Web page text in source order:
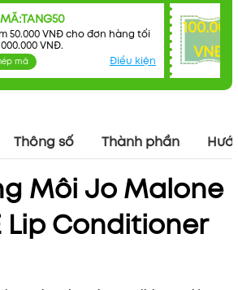
50.000 VNĐ cho đơn hàng tối
VNĐ.
mã Điều kiện
100.000
VNĐ
Thông số Thành phần
Môi Jo Malone
Lip Conditioner